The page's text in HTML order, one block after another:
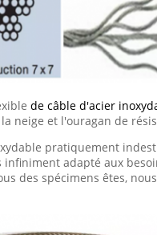
de câble d'acier
neige et l'ouragan de
pratiquement
adapté aux
des spécimens êtes,